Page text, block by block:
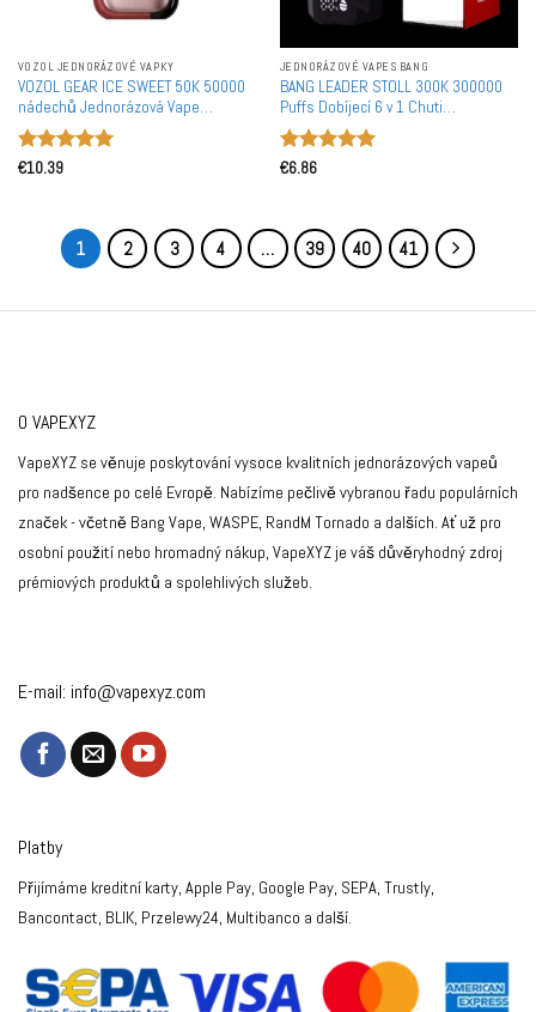
VOZOL JEDNORÁZOVÉ VAPKY
VOZOL GEAR ICE SWEET 50K 50000
nádechů Jednorázová Vape
Velkoobchodní Hromadný Nákup
Evropský Sklad
Hodnocení
€10.39
JEDNORÁZOVÉ VAPES BANG
BANG LEADER STOLL 300K 300000
Puffs Dobíjecí 6 v 1 Chuti
Jednorázová Vape Velkoobchodní
Hromadný Nákup Duální Síťovina
Hodnocení
€6.86
1 2 3 4 … 39 40 41
O VAPEXYZ
VapeXYZ se věnuje poskytování vysoce kvalitních jednorázových vapeů
pro nadšence po celé Evropě. Nabízíme pečlivě vybranou řadu populárních
značek - včetně Bang Vape, WASPE, RandM Tornado a dalších. Ať už pro
osobní použití nebo hromadný nákup, VapeXYZ je váš důvěryhodný zdroj
prémiových produktů a spolehlivých služeb.
E-mail: info@vapexyz.com
Platby
Přijímáme kreditní karty, Apple Pay, Google Pay, SEPA, Trustly,
Bancontact, BLIK, Przelewy24, Multibanco a další.